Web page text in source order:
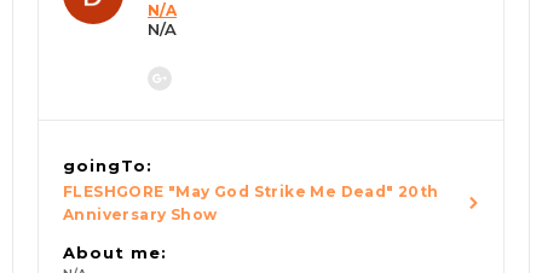
N/A
N/A
goingTo:
FLESHGORE "May God Strike Me Dead" 20th
Anniversary Show
About me: